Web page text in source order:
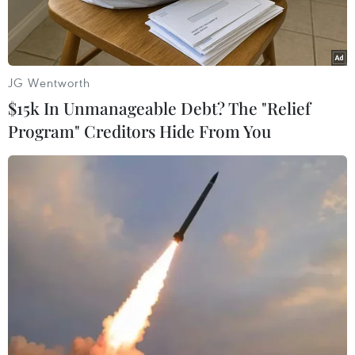
Ảnh minh họa.
Chiều 5/2, Đội Trọng án, Phòng cảnh sát điều tra
tội phạm về trật tự xã hội (PC45), Công an Thành
phố Hồ Chí Minh cho biết, đơn vị đã ra quyết
định khởi tố bị can, ra lệnh bắt tạm giam đối
với Nguyễn Công Bảo (15 tuổi, ở phường 1, quận
JG Wentworth
$15k In Unmanageable Debt? The "Relief
Program" Creditors Hide From You